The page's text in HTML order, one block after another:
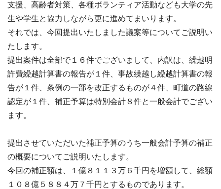
支援、高齢者対策、各種ボランティア活動なども大学の先
生や学生と協力しながら更に進めてまいります。
それでは、今回提出いたしました議案等についてご説明い
たします。
提出案件は全部で１６件でございまして、内訳は、繰越明
許費繰越計算書の報告が１件、事故繰越し繰越計算書の報
告が１件、条例の一部を改正するものが４件、町道の路線
認定が１件、補正予算は特別会計８件と一般会計でござい
ます。
提出させていただいた補正予算のうち一般会計予算の補正
の概要についてご説明いたします。
今回の補正額は、１億８１１３万６千円を増額して、総額
１０８億５８８４万７千円とするものであります。